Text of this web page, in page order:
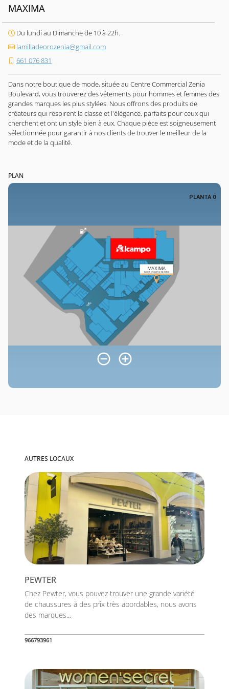
MAXIMA
Du lundi au Dimanche de 10 à 22h.
lamilladeorozenia@gmail.com
661 076 831
Dans notre boutique de mode, située au Centre Commercial Zenia
Boulevard, vous trouverez des vêtements pour hommes et femmes des
grandes marques les plus stylées. Nous offrons des produits de
créateurs qui respirent la classe et l'élégance, parfaits pour ceux qui
cherchent et ont un style bien à eux. Chaque pièce est soigneusement
sélectionnée pour garantir à nos clients de trouver le meilleur de la
mode et de la qualité.
PLAN
AUTRES LOCAUX
PEWTER
Chez Pewter, vous pouvez trouver une grande variété
de chaussures à des prix très abordables, nous avons
des marques...
966793961